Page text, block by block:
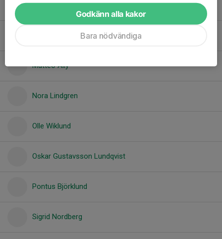
Lucas Björk Carleborg
Lucas Lundberg
Matteo Ally
Nora Lindgren
Olle Wiklund
Oskar Gustavsson Lundqvist
Pontus Björklund
Sigrid Nordberg
Godkänn alla kakor
Bara nödvändiga